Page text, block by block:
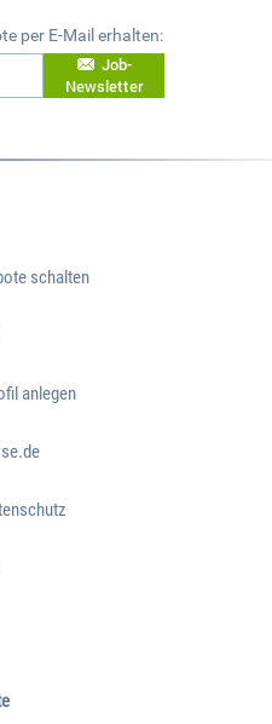
per E-Mail erhalten:
Job-
Newsletter
schalten
anlegen